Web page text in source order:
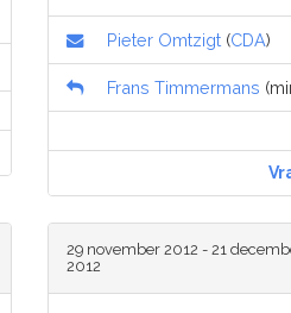
Pieter Omtzigt (CDA)
Frans Timmermans
29 november 2012 - 21
2012